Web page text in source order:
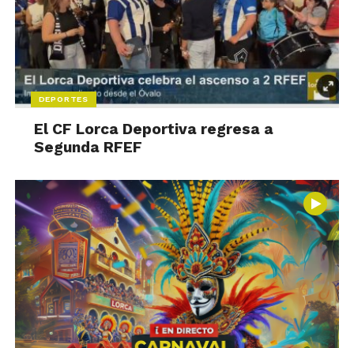
DEPORTES
El CF Lorca Deportiva regresa a
Segunda RFEF